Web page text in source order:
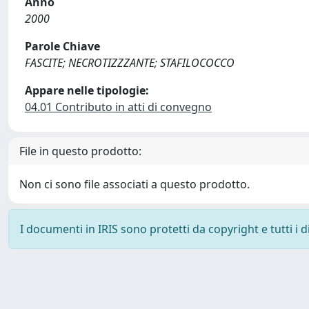
2000
Parole Chiave
FASCITE; NECROTIZZZANTE; STAFILOCOCCO
Appare nelle tipologie:
04.01 Contributo in atti di convegno
File in questo prodotto:
Non ci sono file associati a questo prodotto.
I documenti in IRIS sono protetti da copyright e tutti i